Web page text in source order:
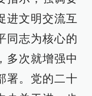
进文明交流互
同志为核心的
多次就增强中
署。党的二十